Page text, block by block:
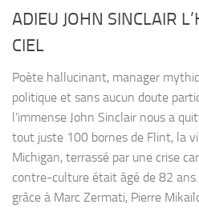
ADIEU JOHN SINCLAIR
CIEL
Poète hallucinant, manager
politique et sans aucun doute
l’immense John Sinclair nous a
tout juste 100 bornes de Flint, la
Michigan, terrassé par une crise
contre-culture était âgé de 82
grâce à Marc Zermati, Pierre